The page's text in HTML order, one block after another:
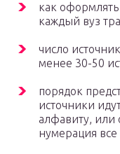
как
каждый вуз
число
менее 30-50
порядок
источники
алфавиту, или
нумерация